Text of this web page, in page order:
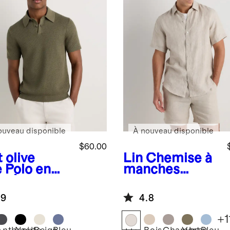
olive
Polo en
de
à
$60.00
disponible
Lin Chemise à
manches
décontractée
100 % lin
européen
À nouveau disponible
4.8
+